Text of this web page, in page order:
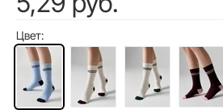
Цвет: